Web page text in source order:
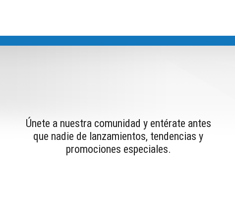
Únete a nuestra comunidad y entérate antes
que nadie de lanzamientos, tendencias y
promociones especiales.